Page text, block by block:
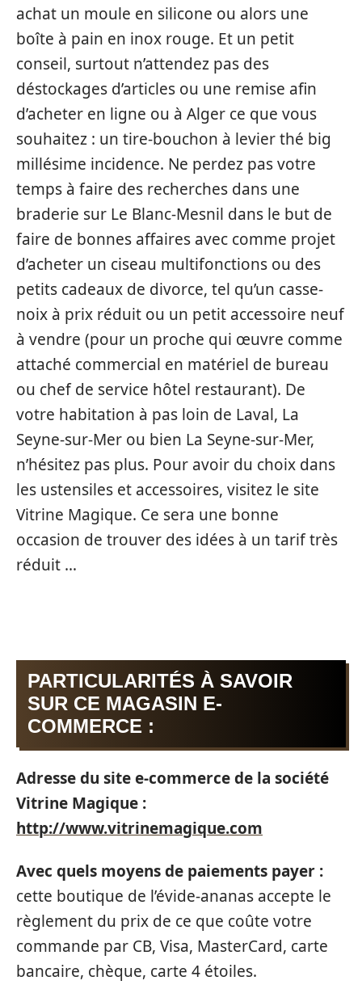
achat un moule en silicone ou alors une
boîte à pain en inox rouge. Et un petit
conseil, surtout n’attendez pas des
déstockages d’articles ou une remise afin
d’acheter en ligne ou à Alger ce que vous
souhaitez : un tire-bouchon à levier thé big
millésime incidence. Ne perdez pas votre
temps à faire des recherches dans une
braderie sur Le Blanc-Mesnil dans le but de
faire de bonnes affaires avec comme projet
d’acheter un ciseau multifonctions ou des
petits cadeaux de divorce, tel qu’un casse-
noix à prix réduit ou un petit accessoire neuf
à vendre (pour un proche qui œuvre comme
attaché commercial en matériel de bureau
ou chef de service hôtel restaurant). De
votre habitation à pas loin de Laval, La
Seyne-sur-Mer ou bien La Seyne-sur-Mer,
n’hésitez pas plus. Pour avoir du choix dans
les ustensiles et accessoires, visitez le site
Vitrine Magique. Ce sera une bonne
occasion de trouver des idées à un tarif très
réduit …
PARTICULARITÉS À SAVOIR
SUR CE MAGASIN E-
COMMERCE :
Adresse du site e-commerce de la société
Vitrine Magique :
http://www.vitrinemagique.com
Avec quels moyens de paiements payer :
cette boutique de l’évide-ananas accepte le
règlement du prix de ce que coûte votre
commande par CB, Visa, MasterCard, carte
bancaire, chèque, carte 4 étoiles.